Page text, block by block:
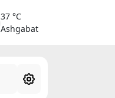
37 °C
Ashgabat